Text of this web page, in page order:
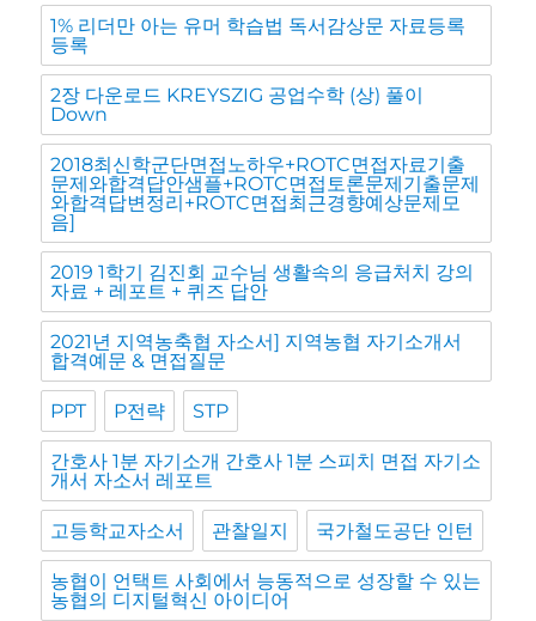
1% 리더만 아는 유머 학습법 독서감상문 자료등록
등록
2장 다운로드 KREYSZIG 공업수학 (상) 풀이
Down
2018최신학군단면접노하우+ROTC면접자료기출
문제와합격답안샘플+ROTC면접토론문제기출문제
와합격답변정리+ROTC면접최근경향예상문제모
음]
2019 1학기 김진회 교수님 생활속의 응급처치 강의
자료 + 레포트 + 퀴즈 답안
2021년 지역농축협 자소서] 지역농협 자기소개서
합격예문 & 면접질문
PPT P전략 STP
간호사 1분 자기소개 간호사 1분 스피치 면접 자기소
개서 자소서 레포트
고등학교자소서 관찰일지 국가철도공단 인턴
농협이 언택트 사회에서 능동적으로 성장할 수 있는
농협의 디지털혁신 아이디어